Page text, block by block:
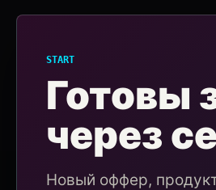
START
Готовы
через
Новый оффер,